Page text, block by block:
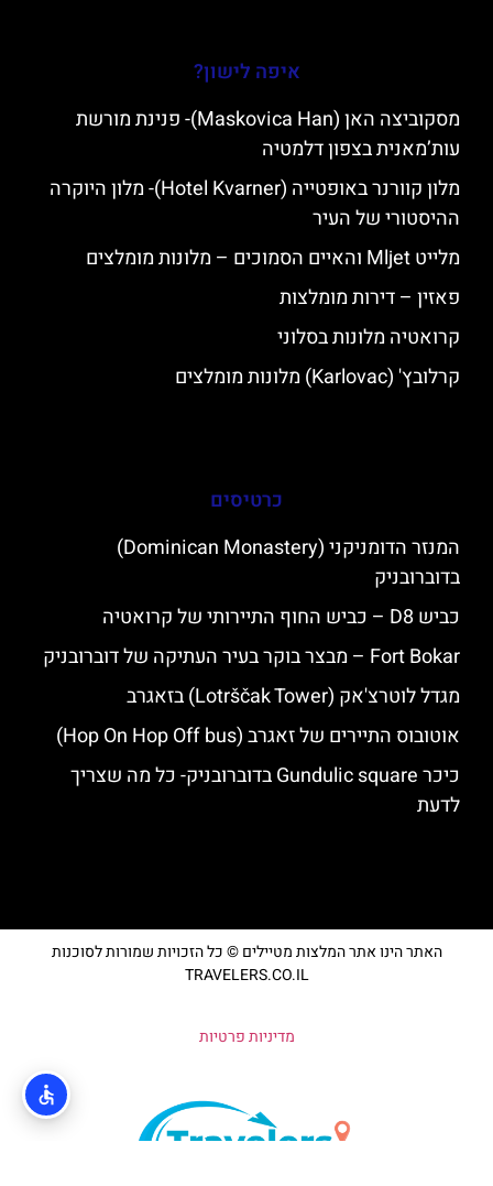
איפה לישון?
מסקוביצה האן (Maskovica Han)- פנינת מורשת
עות’מאנית בצפון דלמטיה
מלון קוורנר באופטייה (Hotel Kvarner)- מלון היוקרה
ההיסטורי של העיר
מלייט Mljet והאיים הסמוכים – מלונות מומלצים
פאזין – דירות מומלצות
קרואטיה מלונות בסלוני
קרלובץ' (Karlovac) מלונות מומלצים
כרטיסים
המנזר הדומניקני (Dominican Monastery)
בדוברובניק
כביש D8 – כביש החוף התיירותי של קרואטיה
Fort Bokar – מבצר בוקר בעיר העתיקה של דוברובניק
מגדל לוטרצ'אק (Lotrščak Tower) בזאגרב
אוטובוס התיירים של זאגרב (Hop On Hop Off bus)
כיכר Gundulic square בדוברובניק- כל מה שצריך
לדעת
האתר הינו אתר המלצות מטיילים © כל הזכויות שמורות לסוכנות
TRAVELERS.CO.IL
מדיניות פרטיות